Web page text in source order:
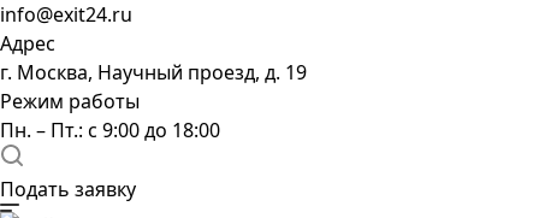
info@exit24.ru
Адрес
г. Москва, Научный проезд, д. 19
Режим работы
Пн. – Пт.: с 9:00 до 18:00
Подать заявку